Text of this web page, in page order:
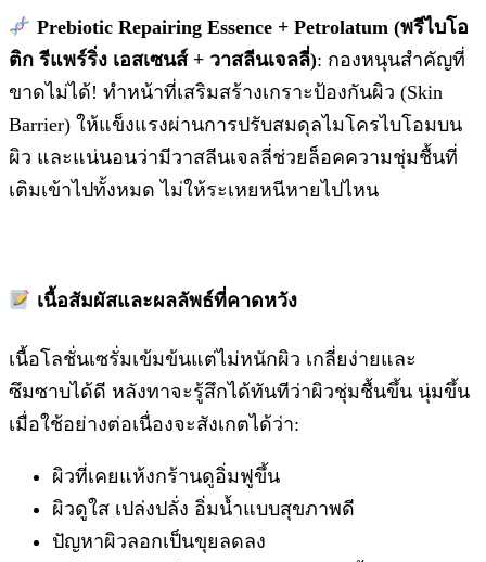
Prebiotic Repairing Essence + Petrolatum (พรีไบโอ
ติก รีแพร์ริ่ง เอสเซนส์ + วาสลีนเจลลี่): กองหนุนสำคัญที่
ขาดไม่ได้! ทำหน้าที่เสริมสร้างเกราะป้องกันผิว (Skin
Barrier) ให้แข็งแรงผ่านการปรับสมดุลไมโครไบโอมบน
ผิว และแน่นอนว่ามีวาสลีนเจลลี่ช่วยล็อคความชุ่มชื้นที่
เติมเข้าไปทั้งหมด ไม่ให้ระเหยหนีหายไปไหน
เนื้อสัมผัสและผลลัพธ์ที่คาดหวัง
เนื้อโลชั่นเซรั่มเข้มข้นแต่ไม่หนักผิว เกลี่ยง่ายและ
ซึมซาบได้ดี หลังทาจะรู้สึกได้ทันทีว่าผิวชุ่มชื้นขึ้น นุ่มขึ้น
เมื่อใช้อย่างต่อเนื่องจะสังเกตได้ว่า:
ผิวที่เคยแห้งกร้านดูอิ่มฟูขึ้น
ผิวดูใส เปล่งปลั่ง อิ่มน้ำแบบสุขภาพดี
ปัญหาผิวลอกเป็นขุยลดลง